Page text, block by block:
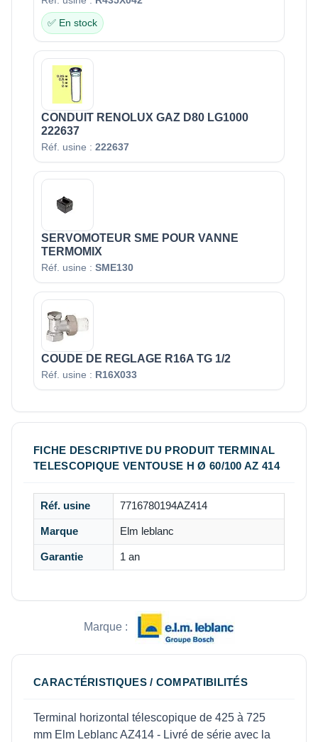
✅ En stock
CONDUIT RENOLUX GAZ D80 LG1000
222637
Réf. usine : 222637
SERVOMOTEUR SME POUR VANNE
TERMOMIX
Réf. usine : SME130
COUDE DE REGLAGE R16A TG 1/2
Réf. usine : R16X033
FICHE DESCRIPTIVE DU PRODUIT TERMINAL
TELESCOPIQUE VENTOUSE H Ø 60/100 AZ 414
Réf. usine 7716780194AZ414
Marque Elm leblanc
Garantie 1 an
Marque :
CARACTÉRISTIQUES / COMPATIBILITÉS
Terminal horizontal télescopique de 425 à 725
mm Elm Leblanc AZ414 - Livré de série avec la